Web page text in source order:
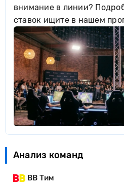
внимание в линии?
ставок ищите в нашем
Анализ команд
BB Тим